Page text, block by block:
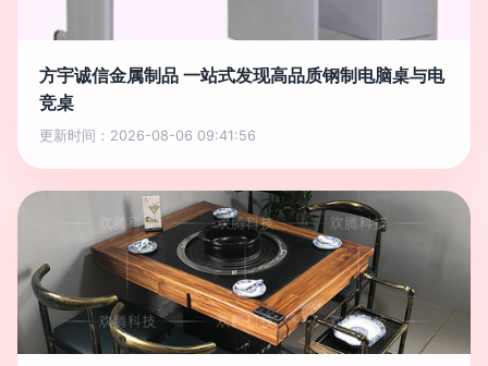
方宇诚信金属制品 一站式发现高品质钢制电脑桌与电
竞桌
更新时间：2026-08-06 09:41:56